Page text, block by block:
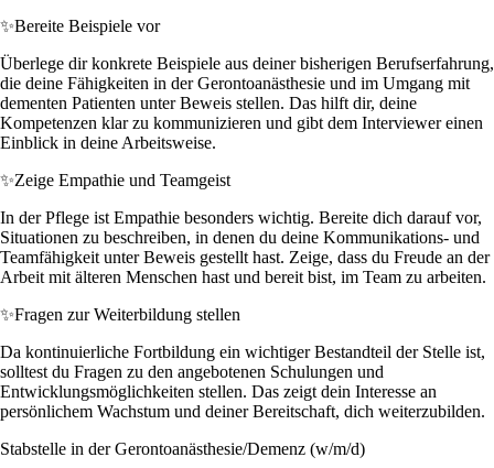
✨Bereite Beispiele vor
Überlege dir konkrete Beispiele aus deiner bisherigen Berufserfahrung,
die deine Fähigkeiten in der Gerontoanästhesie und im Umgang mit
dementen Patienten unter Beweis stellen. Das hilft dir, deine
Kompetenzen klar zu kommunizieren und gibt dem Interviewer einen
Einblick in deine Arbeitsweise.
✨Zeige Empathie und Teamgeist
In der Pflege ist Empathie besonders wichtig. Bereite dich darauf vor,
Situationen zu beschreiben, in denen du deine Kommunikations- und
Teamfähigkeit unter Beweis gestellt hast. Zeige, dass du Freude an der
Arbeit mit älteren Menschen hast und bereit bist, im Team zu arbeiten.
✨Fragen zur Weiterbildung stellen
Da kontinuierliche Fortbildung ein wichtiger Bestandteil der Stelle ist,
solltest du Fragen zu den angebotenen Schulungen und
Entwicklungsmöglichkeiten stellen. Das zeigt dein Interesse an
persönlichem Wachstum und deiner Bereitschaft, dich weiterzubilden.
Stabstelle in der Gerontoanästhesie/Demenz (w/m/d)